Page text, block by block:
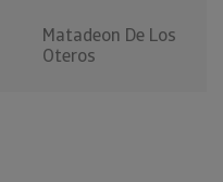
Matadeon De Los
Oteros